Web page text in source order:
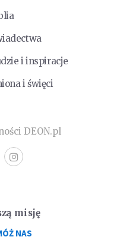
i inspiracje
i święci
DEON.pl
misję
NAS